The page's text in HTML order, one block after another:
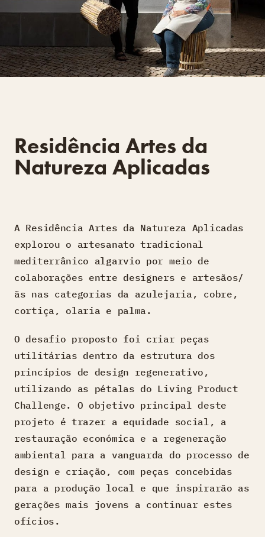
Residência Artes da
Natureza Aplicadas
A Residência Artes da Natureza Aplicadas
explorou o artesanato tradicional
mediterrânico algarvio por meio de
colaborações entre designers e artesãos/
ãs nas categorias da azulejaria, cobre,
cortiça, olaria e palma.
O desafio proposto foi criar peças
utilitárias dentro da estrutura dos
princípios de design regenerativo,
utilizando as pétalas do Living Product
Challenge. O objetivo principal deste
projeto é trazer a equidade social, a
restauração económica e a regeneração
ambiental para a vanguarda do processo de
design e criação, com peças concebidas
para a produção local e que inspirarão as
gerações mais jovens a continuar estes
ofícios.